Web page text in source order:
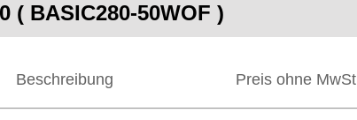
( BASIC280-50WOF )
Beschreibung Preis ohne MwSt